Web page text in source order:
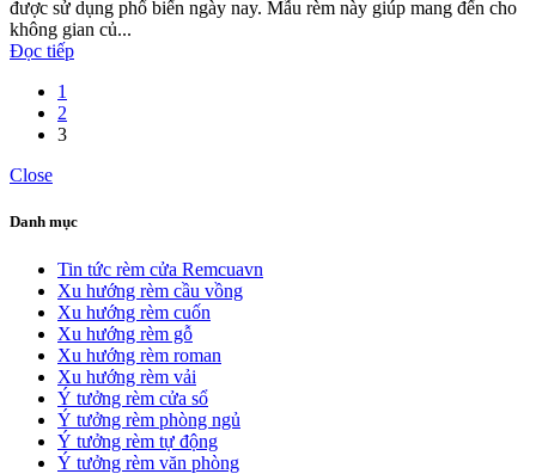
được sử dụng phổ biến ngày nay. Mẫu rèm này giúp mang đến cho
không gian củ...
Đọc tiếp
1
2
3
Close
Danh mục
Tin tức rèm cửa Remcuavn
Xu hướng rèm cầu vồng
Xu hướng rèm cuốn
Xu hướng rèm gỗ
Xu hướng rèm roman
Xu hướng rèm vải
Ý tưởng rèm cửa sổ
Ý tưởng rèm phòng ngủ
Ý tưởng rèm tự động
Ý tưởng rèm văn phòng